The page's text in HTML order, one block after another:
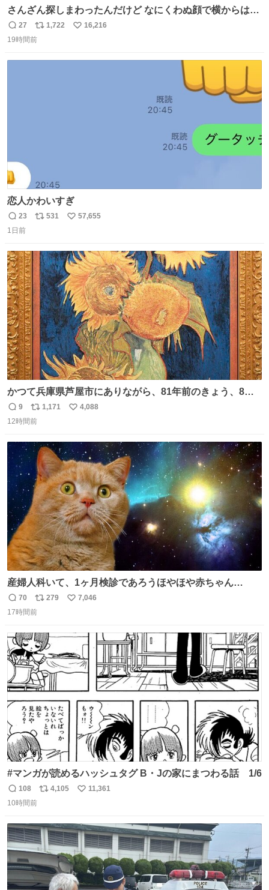
さんざん探しまわったんだけど なにくわぬ顔で横からはえ
てた
返
信
27
リ
ポ
1,722
い
16,216
19時間前
恋人かわいすぎ
返
信
23
リ
ト
数
531
い
数
57,655
1日前
かつて兵庫県芦屋市にありながら、81年前のきょう、8月6
日の阪神大空襲の折に残念ながら焼失した、 #ゴッホ の幻
の「 #ヒマワリ 」。 当館は、東京都にある武者小路実篤記
り陶板で原寸大に再現し、2014年より展示しています。 #
大塚国際美術館
返
信
9
リ
ポ
ト
数
1,171
い
数
4,088
12時間前
産婦人科いて、1ヶ月検診であろうほやほや赤ちゃん👩‍🍼
と推定2,3歳の女の子👧🏻をワンオペで連れてるママがいる
のだけども 女の子ずっとママの側から離れない…⁉️ 手を繋
たいにﾄﾃﾄﾃついてってるし逃走しないし脱走しないし逃げ
ないし走ら文字数
返
信
70
リ
ポ
ト
数
279
い
7,046
17時間前
#マンガが読めるハッシュタグ B・Jの家にまつわる話 1/6
返
信
108
リ
ト
数
4,105
い
数
11,361
10時間前